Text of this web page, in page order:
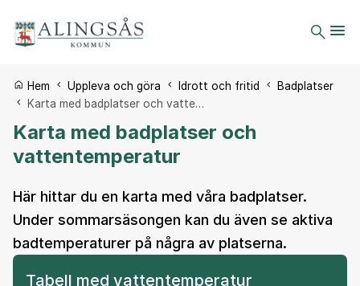
Du är här:
Hem Uppleva och göra Idrott och fritid
Badplatser
Karta med badplatser och vatte…
Karta med badplatser och
vattentemperatur
Här hittar du en karta med våra badplatser.
Under sommarsäsongen kan du även se aktiva
badtemperaturer på några av platserna.
Tabell med vattentemperatur